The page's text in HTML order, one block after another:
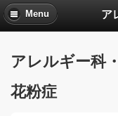
Menu ア
アレルギー科
花粉症